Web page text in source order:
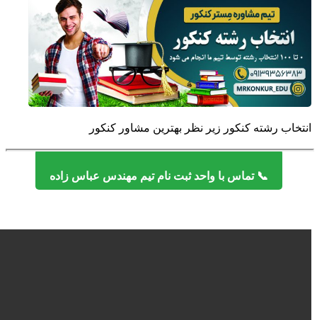
انتخاب رشته کنکور زیر نظر بهترین مشاور کنکور
📞 تماس با واحد ثبت نام تیم مهندس عباس زاده